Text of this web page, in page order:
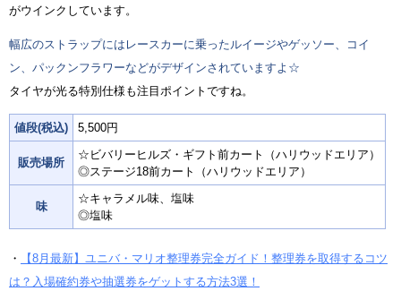
がウインクしています。
幅広のストラップにはレースカーに乗ったルイージやゲッソー、コイ
ン、パックンフラワーなどがデザインされていますよ☆
タイヤが光る特別仕様も注目ポイントですね。
値段(税込) 5,500円
販売場所
☆ビバリーヒルズ・ギフト前カート（ハリウッドエリア）
◎ステージ18前カート（ハリウッドエリア）
味
☆キャラメル味、塩味
◎塩味
・
【8月最新】ユニバ・マリオ整理券完全ガイド！整理券を取得するコツ
は？入場確約券や抽選券をゲットする方法3選！